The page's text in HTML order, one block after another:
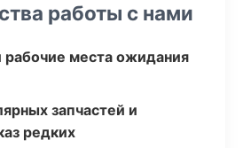
работы с нами
рабочие места ожидания
запчастей и
редких